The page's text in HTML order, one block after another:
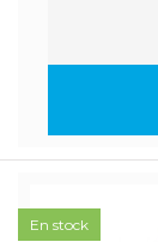
En stock